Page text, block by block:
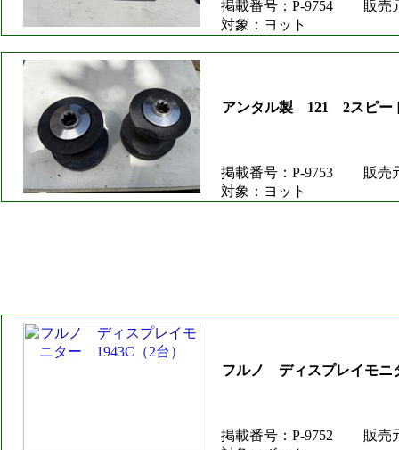
掲載番号：P-9754
販売
対象：ヨット
アンタル製 121 2スピー
掲載番号：P-9753
販売
対象：ヨット
フルノ ディスプレイモニ
掲載番号：P-9752
販売